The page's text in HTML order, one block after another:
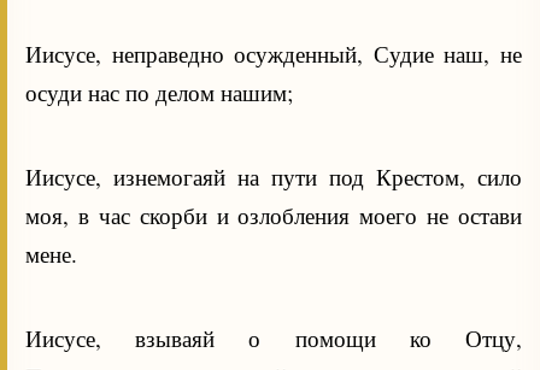
Иисусе, неправедно осужденный, Судие наш, не
осуди нас по делом нашим;
Иисусе, изнемогаяй на пути под Крестом, сило
моя, в час скорби и озлобления моего не остави
мене.
Иисусе, взываяй о помощи ко Отцу,